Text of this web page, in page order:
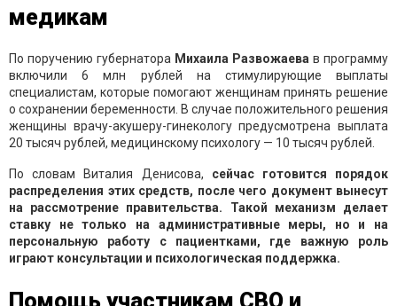
медикам
По поручению губернатора Михаила Развожаева в программу
включили 6 млн рублей на стимулирующие выплаты
специалистам, которые помогают женщинам принять решение
о сохранении беременности. В случае положительного решения
женщины врачу-акушеру-гинекологу предусмотрена выплата
20 тысяч рублей, медицинскому психологу — 10 тысяч рублей.
По словам Виталия Денисова, сейчас готовится порядок
распределения этих средств, после чего документ вынесут
на рассмотрение правительства. Такой механизм делает
ставку не только на административные меры, но и на
персональную работу с пациентками, где важную роль
играют консультации и психологическая поддержка.